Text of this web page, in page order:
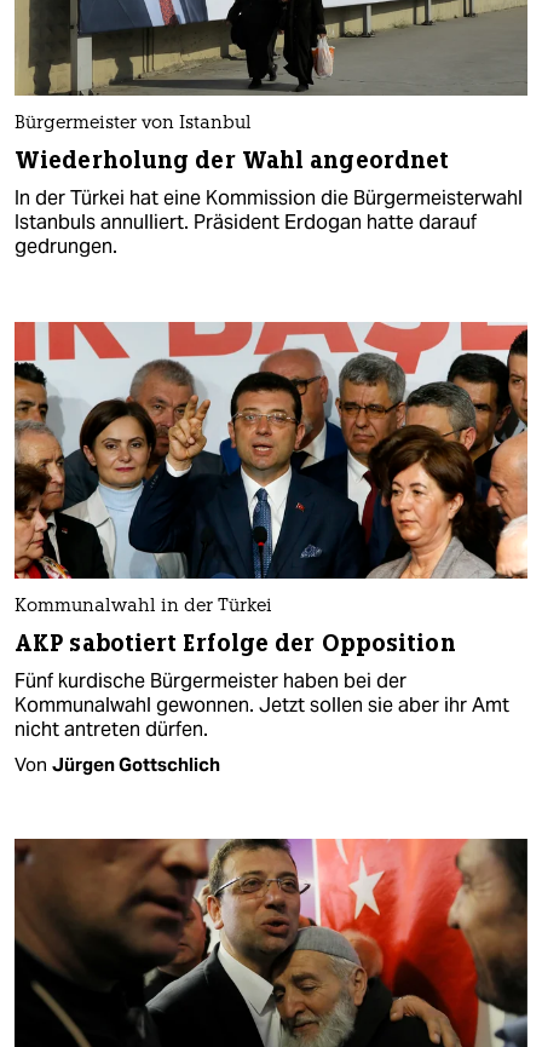
Bürgermeister von Istanbul
Wiederholung der Wahl angeordnet
In der Türkei hat eine Kommission die Bürgermeisterwahl
Istanbuls annulliert. Präsident Erdogan hatte darauf
gedrungen.
Kommunalwahl in der Türkei
AKP sabotiert Erfolge der Opposition
Fünf kurdische Bürgermeister haben bei der
Kommunalwahl gewonnen. Jetzt sollen sie aber ihr Amt
nicht antreten dürfen.
Von Jürgen Gottschlich